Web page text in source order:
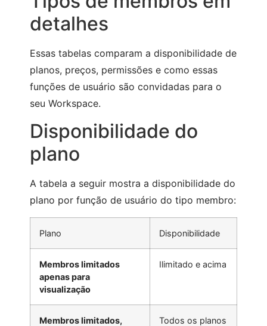
detalhes
Essas tabelas comparam a disponibilidade de
planos, preços, permissões e como essas
funções de usuário são convidadas para o
seu Workspace.
Disponibilidade do
plano
A tabela a seguir mostra a disponibilidade do
plano por função de usuário do tipo membro:
Plano Disponibilidade
Membros limitados
apenas para
visualização
Ilimitado e acima
Membros limitados,
Todos os planos